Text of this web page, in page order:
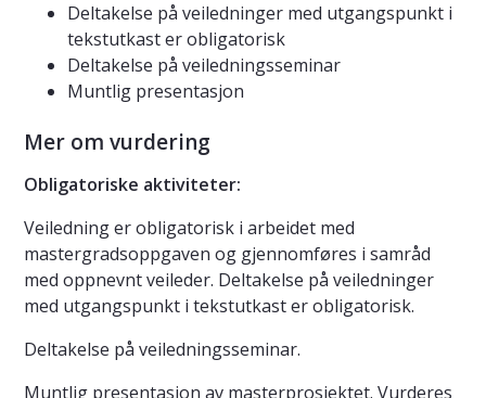
Deltakelse på veiledninger med utgangspunkt i
tekstutkast er obligatorisk
Deltakelse på veiledningsseminar
Muntlig presentasjon
Mer om vurdering
Obligatoriske aktiviteter:
Veiledning er obligatorisk i arbeidet med
mastergradsoppgaven og gjennomføres i samråd
med oppnevnt veileder. Deltakelse på veiledninger
med utgangspunkt i tekstutkast er obligatorisk.
Deltakelse på veiledningsseminar.
Muntlig presentasjon av masterprosjektet. Vurderes